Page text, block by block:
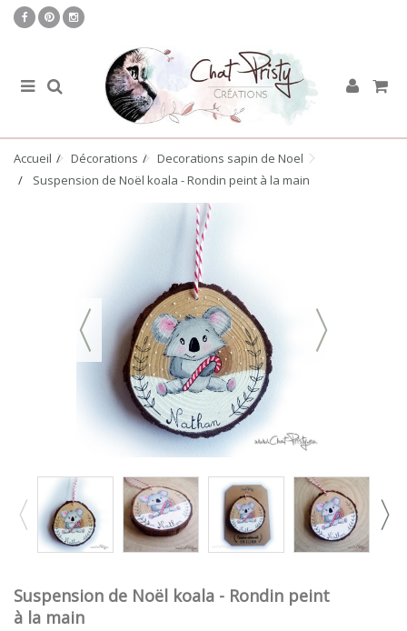
Accueil Décorations
Decorations sapin de Noel
Suspension de Noël koala - Rondin peint à la main
Suspension de Noël koala - Rondin peint
à la main